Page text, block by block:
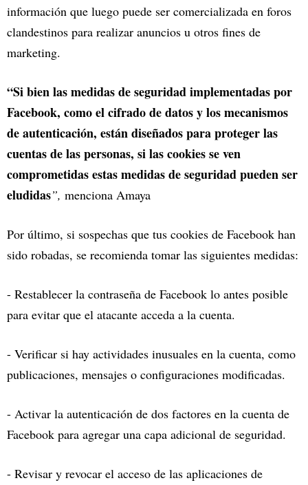
información que luego puede ser comercializada en foros
clandestinos para realizar anuncios u otros fines de
marketing.
“Si bien las medidas de seguridad implementadas por
Facebook, como el cifrado de datos y los mecanismos
de autenticación, están diseñados para proteger las
cuentas de las personas, si las cookies se ven
comprometidas estas medidas de seguridad pueden ser
eludidas”, menciona Amaya
Por último, si sospechas que tus cookies de Facebook han
sido robadas, se recomienda tomar las siguientes medidas:
- Restablecer la contraseña de Facebook lo antes posible
para evitar que el atacante acceda a la cuenta.
- Verificar si hay actividades inusuales en la cuenta, como
publicaciones, mensajes o configuraciones modificadas.
- Activar la autenticación de dos factores en la cuenta de
Facebook para agregar una capa adicional de seguridad.
- Revisar y revocar el acceso de las aplicaciones de